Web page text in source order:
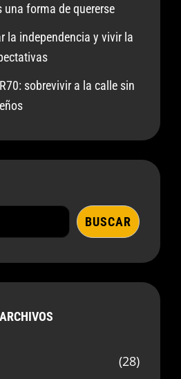
forma de quererse
la independencia y vivir la
sobrevivir a la calle sin
BUSCAR
ARCHIVOS
(28)